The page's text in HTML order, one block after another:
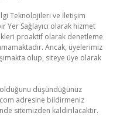
Teknolojileri ve İletişim
Yer Sağlayıcı olarak hizmet
proaktif olarak denetleme
Ancak, üyelerimiz
olup, siteye üye olarak
düşündüğünüz
adresine bildirmeniz
sitemizden kaldırılacaktır.